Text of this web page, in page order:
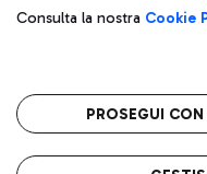
Privacy policy
Consulta la nostra Cookie
PROSEGUI